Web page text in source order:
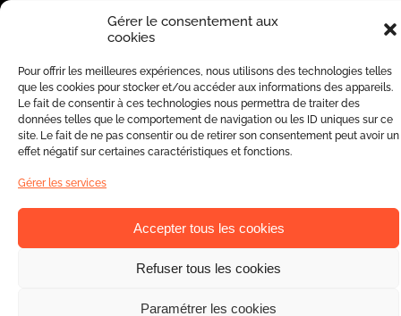
Gérer le consentement aux
cookies
Pour offrir les meilleures expériences, nous utilisons des technologies telles
que les cookies pour stocker et/ou accéder aux informations des appareils.
Le fait de consentir à ces technologies nous permettra de traiter des
données telles que le comportement de navigation ou les ID uniques sur ce
site. Le fait de ne pas consentir ou de retirer son consentement peut avoir un
effet négatif sur certaines caractéristiques et fonctions.
Gérer les services
Accepter tous les cookies
Refuser tous les cookies
Paramétrer les cookies
création se métamorphose d’un magnifique
sapin de Noël lors des nuits d'hiver à un arbre
resplendissant lors des belles soirées d'été.